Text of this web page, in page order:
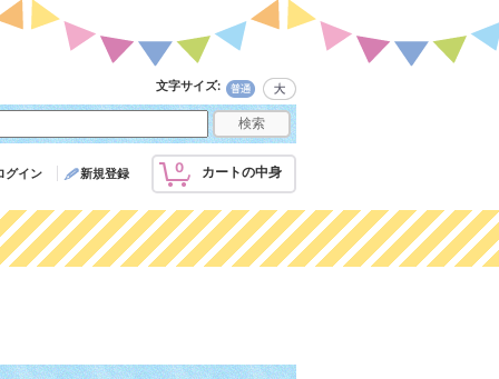
文字サイズ:
0 カートの中身
グイン 新規登録